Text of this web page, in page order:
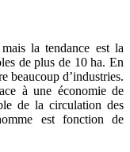
la tendance est la
de plus de 10 ha. En
beaucoup d’industries.
à une économie de
de la circulation des
est fonction de